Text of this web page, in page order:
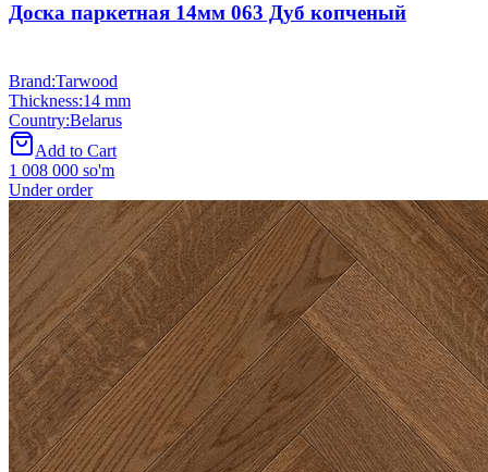
Доска паркетная 14мм 063 Дуб копченый
Brand:Tarwood
Thickness:14 mm
Country:Belarus
Add to Cart
1 008 000 so'm
Under order